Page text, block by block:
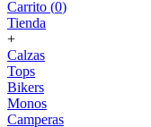
Carrito (0)
Tienda
+
Calzas
Tops
Bikers
Monos
Camperas